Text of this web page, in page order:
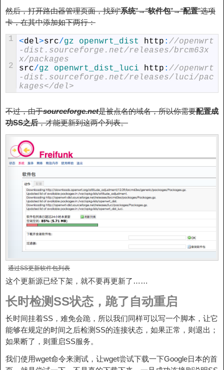
然后，打开路由器管理页面，找到“系统”→“软件包”→“配置”选项
卡，在其中添加如下两行：
1
2
<del>src/gz openwrt_dist http : //openwrt
-dist.sourceforge.net/releases/brcm63x
x/packages
src/gz openwrt_dist_luci http : //openwrt
-dist.sourceforge.net/releases/luci/pac
kages</del>
不过，由于sourceforge.net是被点名的域名，所以你需要配置成
功SS之后，才能更新到这两个列表。
通过SS更新软件包列表
这个更新源已经下架，就不要再更新了……
长时检测SS状态，跪了自动重启
长时间挂着SS，难免会跪，所以我们同样可以写一个脚本，让它
能够在规定的时间之后检测SS的连接状态，如果正常，则退出；
如果断了，则重启SS服务。
我们使用wget命令来测试，让wget尝试下载一下Google日本的首